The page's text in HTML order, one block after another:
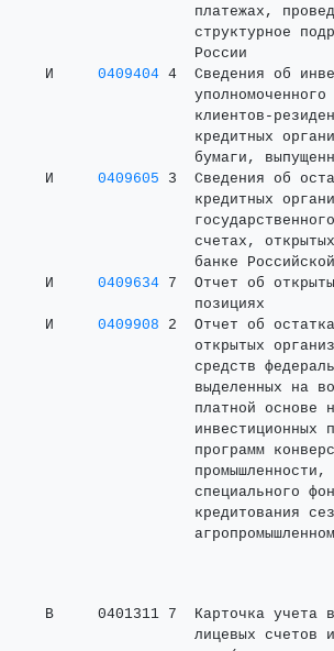
платежах,
структурное
                      России
     И
0409404 4  Сведения об
уполномоченного
клиентов-
кредитных
бумаги,
     И
0409605 3  Сведения об
кредитных
счетах,
банке
     И
0409634 7  Отчет об
позициях
     И
0409908 2  Отчет об
открытых
средств
выделенных на
платной основе
инвестиционных
программ
промышленности,
специального
кредитования
В     0401311 7  Карточка учета
лицевых счетов